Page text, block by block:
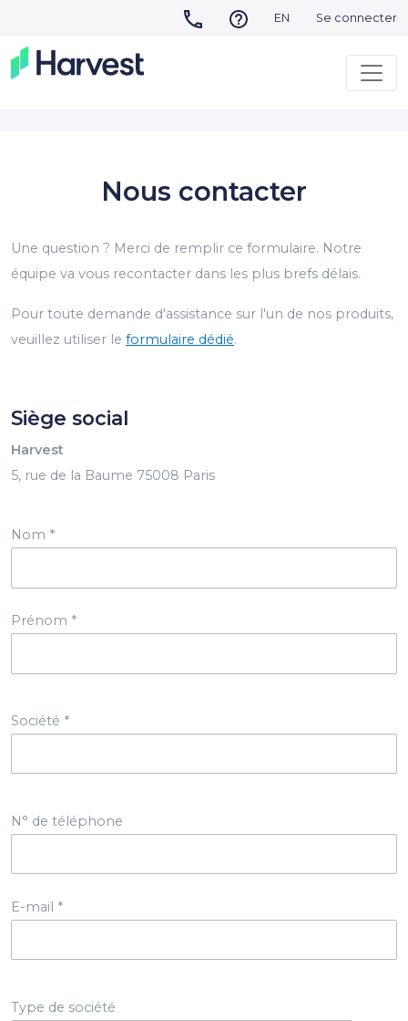
EN Se connecter
Nous contacter
Une question ? Merci de remplir ce formulaire. Notre
équipe va vous recontacter dans les plus brefs délais.
Pour toute demande d'assistance sur l'un de nos produits,
veuillez utiliser le formulaire dédié.
Siège social
Harvest
5, rue de la Baume 75008 Paris
Nom *
Prénom *
Société *
N° de téléphone
E-mail *
Type de société